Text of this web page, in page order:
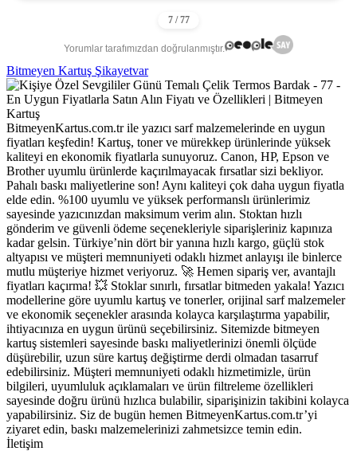
Yorumlar tarafımızdan doğrulanmıştır.
Bitmeyen Kartuş Şikayetvar
BitmeyenKartus.com.tr ile yazıcı sarf malzemelerinde en uygun
fiyatları keşfedin! Kartuş, toner ve mürekkep ürünlerinde yüksek
kaliteyi en ekonomik fiyatlarla sunuyoruz. Canon, HP, Epson ve
Brother uyumlu ürünlerde kaçırılmayacak fırsatlar sizi bekliyor.
Pahalı baskı maliyetlerine son! Aynı kaliteyi çok daha uygun fiyatla
elde edin. %100 uyumlu ve yüksek performanslı ürünlerimiz
sayesinde yazıcınızdan maksimum verim alın. Stoktan hızlı
gönderim ve güvenli ödeme seçenekleriyle siparişleriniz kapınıza
kadar gelsin. Türkiye’nin dört bir yanına hızlı kargo, güçlü stok
altyapısı ve müşteri memnuniyeti odaklı hizmet anlayışı ile binlerce
mutlu müşteriye hizmet veriyoruz. 🚀 Hemen sipariş ver, avantajlı
fiyatları kaçırma! 💥 Stoklar sınırlı, fırsatlar bitmeden yakala! Yazıcı
modellerine göre uyumlu kartuş ve tonerler, orijinal sarf malzemeler
ve ekonomik seçenekler arasında kolayca karşılaştırma yapabilir,
ihtiyacınıza en uygun ürünü seçebilirsiniz. Sitemizde bitmeyen
kartuş sistemleri sayesinde baskı maliyetlerinizi önemli ölçüde
düşürebilir, uzun süre kartuş değiştirme derdi olmadan tasarruf
edebilirsiniz. Müşteri memnuniyeti odaklı hizmetimizle, ürün
bilgileri, uyumluluk açıklamaları ve ürün filtreleme özellikleri
sayesinde doğru ürünü hızlıca bulabilir, siparişinizin takibini kolayca
yapabilirsiniz. Siz de bugün hemen BitmeyenKartus.com.tr’yi
ziyaret edin, baskı malzemelerinizi zahmetsizce temin edin.
İletişim